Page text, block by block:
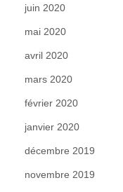
juin 2020
mai 2020
avril 2020
mars 2020
février 2020
janvier 2020
décembre 2019
novembre 2019